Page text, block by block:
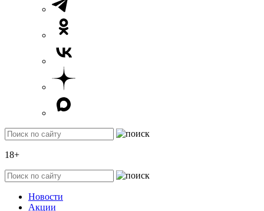
18+
Новости
Акции